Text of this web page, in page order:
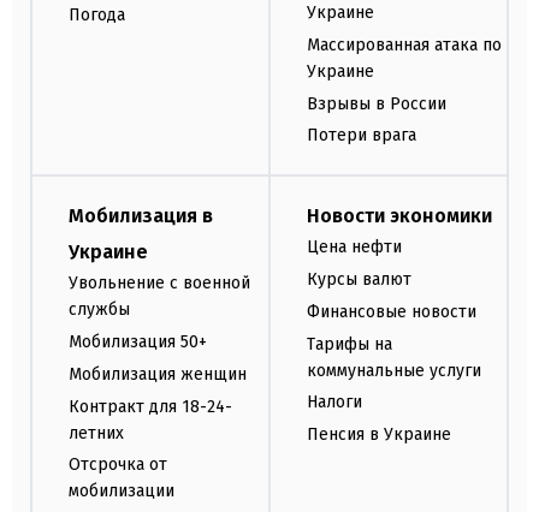
Погода
Украине
Массированная атака по
Украине
Взрывы в России
Потери врага
Мобилизация в
Украине
Увольнение с военной
службы
Мобилизация 50+
Мобилизация женщин
Контракт для 18-24-
летних
Отсрочка от
мобилизации
Новости экономики
Цена нефти
Курсы валют
Финансовые новости
Тарифы на
коммунальные услуги
Налоги
Пенсия в Украине